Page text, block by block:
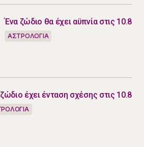
Ένα ζώδιο θα έχει αϋπνία στις 10.8
ΑΣΤΡΟΛΟΓΙΑ
έχει ένταση σχέσης στις 10.8